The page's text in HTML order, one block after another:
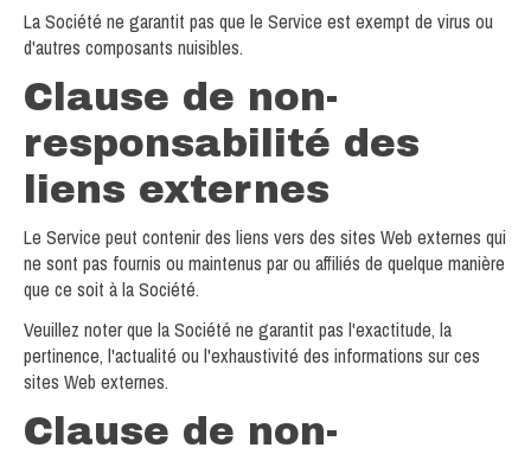
La Société ne garantit pas que le Service est exempt de virus ou
d'autres composants nuisibles.
Clause de non-
responsabilité des
liens externes
Le Service peut contenir des liens vers des sites Web externes qui
ne sont pas fournis ou maintenus par ou affiliés de quelque manière
que ce soit à la Société.
Veuillez noter que la Société ne garantit pas l'exactitude, la
pertinence, l'actualité ou l'exhaustivité des informations sur ces
sites Web externes.
Clause de non-